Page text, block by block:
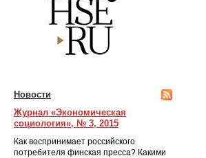
Новости
Журнал «Экономическая
социология», № 3, 2015
Как воспринимает российского
потребителя финская пресса? Какими